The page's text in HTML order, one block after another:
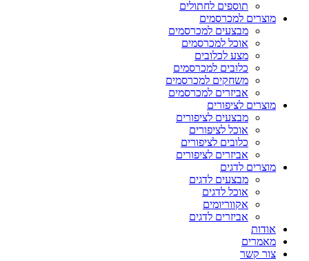
תוספים לחתולים
מוצרים למכרסמים
מבצעים למכרסמים
אוכל למכרסמים
מצע לכלובים
כלובים למכרסמים
משחקים למכרסמים
אביזרים למכרסמים
מוצרים לציפורים
מבצעים לציפורים
אוכל לציפורים
כלובים לציפורים
אביזרים לציפורים
מוצרים לדגים
מבצעים לדגים
אוכל לדגים
אקווריומים
אביזרים לדגים
אודות
מאמרים
צור קשר